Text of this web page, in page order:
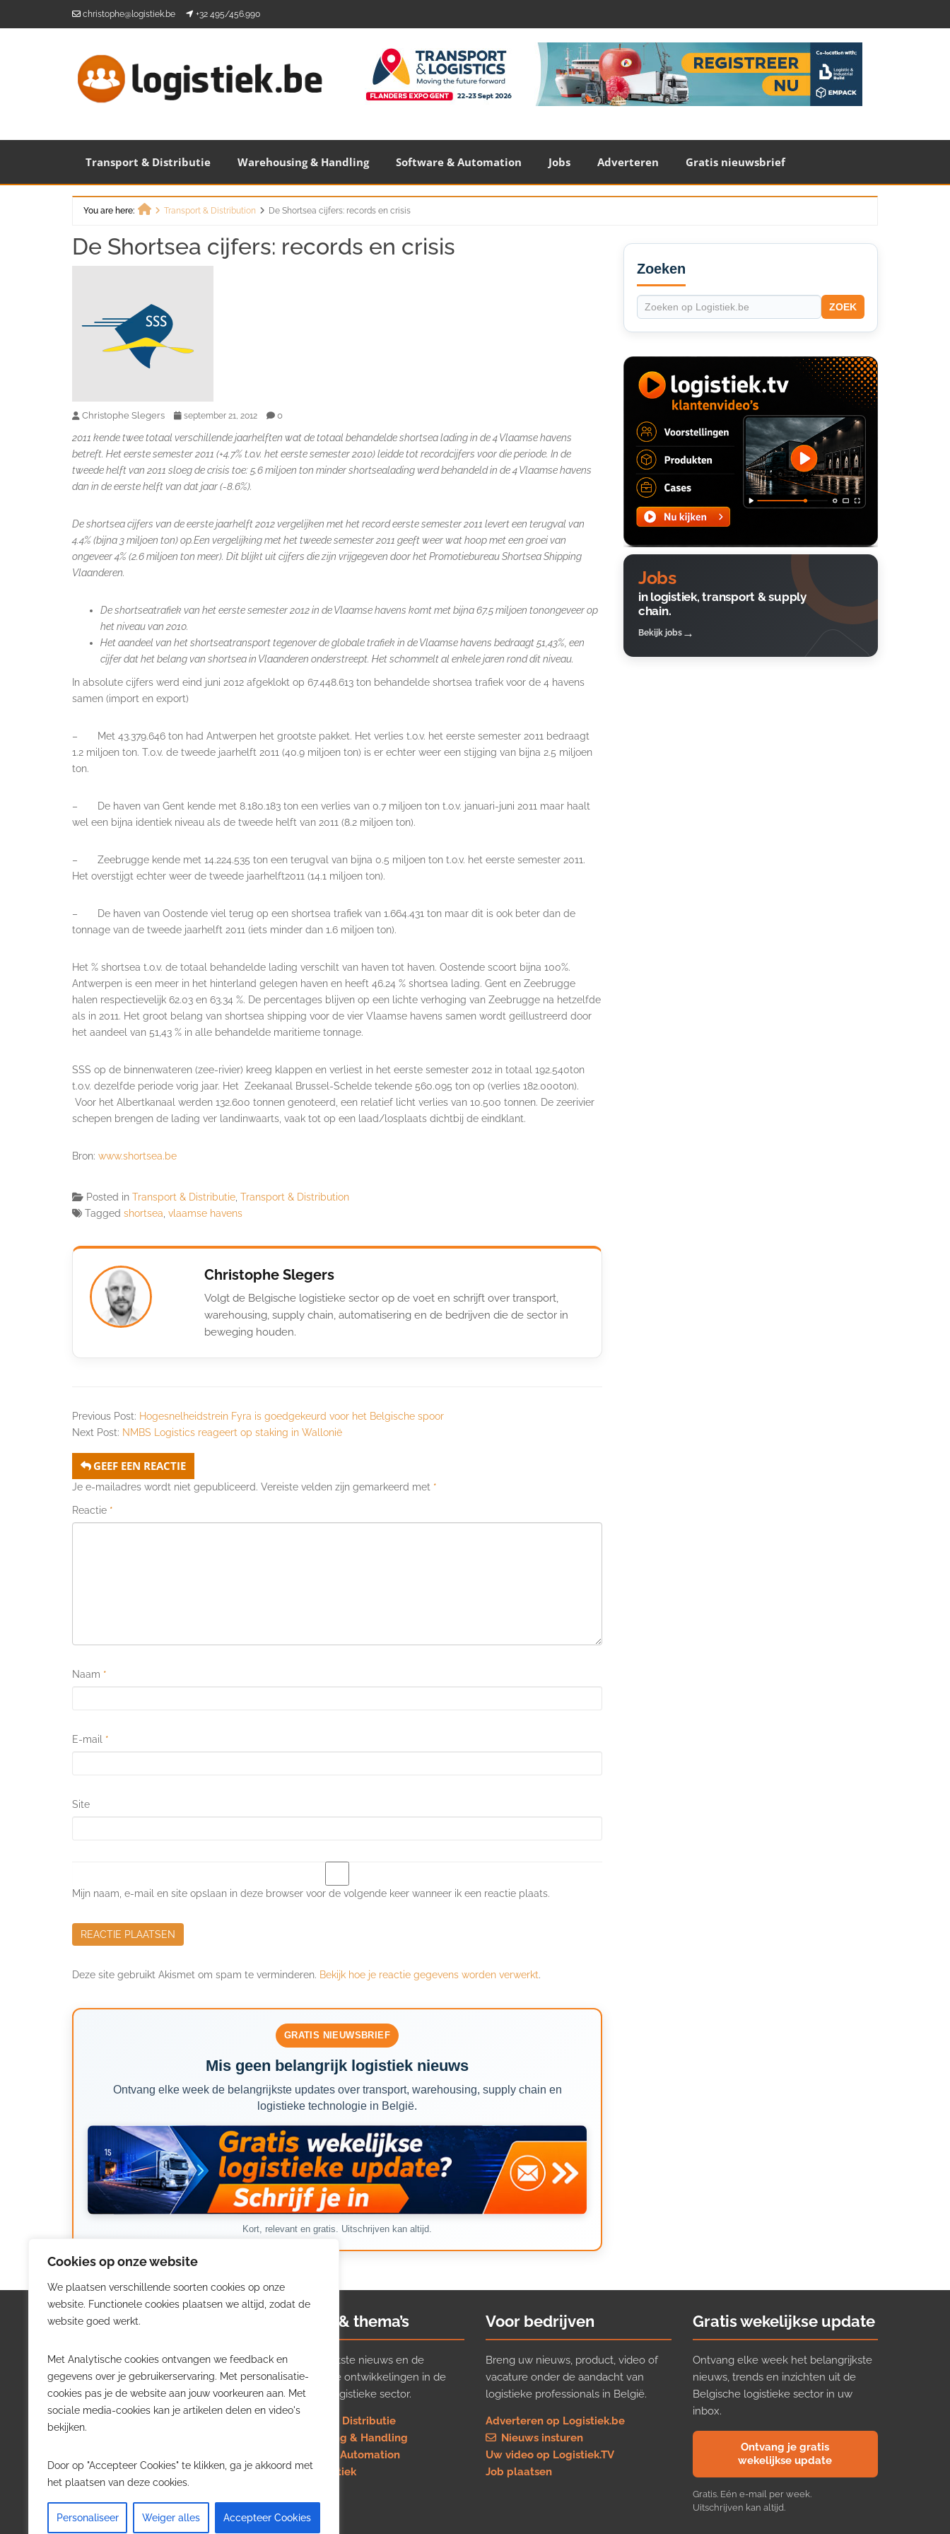
Cookies op onze website
We plaatsen verschillende soorten cookies op onze
website. Functionele cookies plaatsen we altijd, zodat de
website goed werkt.
Met Analytische cookies ontvangen we feedback en
gegevens over je gebruikerservaring. Met personalisatie-
cookies pas je de website aan jouw voorkeuren aan. Met
sociale media-cookies kan je artikelen delen en video's
bekijken.
Door op "Accepteer Cookies" te klikken, ga je akkoord met
het plaatsen van deze cookies.
Personaliseer Weiger alles Accepteer Cookies
christophe@logistiek.be +32 495/456.990
Transport & Distributie Warehousing & Handling Software & Automation Jobs Adverteren Gratis nieuwsbrief
You are here:
Transport & Distribution De Shortsea cijfers: records en crisis
De Shortsea cijfers: records en crisis
Christophe Slegers september 21, 2012 0
2011 kende twee totaal verschillende jaarhelften wat de totaal behandelde shortsea lading in de 4 Vlaamse havens
betreft. Het eerste semester 2011 (+4.7% t.o.v. het eerste semester 2010) leidde tot recordcijfers voor die periode. In de
tweede helft van 2011 sloeg de crisis toe: 5.6 miljoen ton minder shortsealading werd behandeld in de 4 Vlaamse havens
dan in de eerste helft van dat jaar (-8.6%).
De shortsea cijfers van de eerste jaarhelft 2012 vergelijken met het record eerste semester 2011 levert een terugval van
4.4% (bijna 3 miljoen ton) op.Een vergelijking met het tweede semester 2011 geeft weer wat hoop met een groei van
ongeveer 4% (2.6 miljoen ton meer). Dit blijkt uitcijfers die zijn vrijgegeven door het Promotiebureau Shortsea Shipping
Vlaanderen.
De shortseatrafiek van het eerste semester 2012 in de Vlaamse havens komt met bijna 67.5 miljoen tonongeveer op
het niveau van 2010.
Het aandeel van het shortseatransport tegenover de globale trafiek in de Vlaamse havens bedraagt 51,43%, een
cijfer dat het belang van shortsea in Vlaanderen onderstreept. Het schommelt al enkele jaren rond dit niveau.
In absolute cijfers werd eind juni 2012 afgeklokt op 67.448.613 ton behandelde shortsea trafiek voor de 4 havens
samen (import en export)
– Met 43.379.646 ton had Antwerpen het grootste pakket. Het verlies t.o.v. het eerste semester 2011 bedraagt
1.2 miljoen ton. T.o.v. de tweede jaarhelft 2011 (40.9 miljoen ton) is er echter weer een stijging van bijna 2.5 miljoen
ton.
– De haven van Gent kende met 8.180.183 ton een verlies van 0.7 miljoen ton t.o.v. januari-juni 2011 maar haalt
wel een bijna identiek niveau als de tweede helft van 2011 (8.2 miljoen ton).
– Zeebrugge kende met 14.224.535 ton een terugval van bijna 0.5 miljoen ton t.o.v. het eerste semester 2011.
Het overstijgt echter weer de tweede jaarhelft2011 (14.1 miljoen ton).
– De haven van Oostende viel terug op een shortsea trafiek van 1.664.431 ton maar dit is ook beter dan de
tonnage van de tweede jaarhelft 2011 (iets minder dan 1.6 miljoen ton).
Het % shortsea t.o.v. de totaal behandelde lading verschilt van haven tot haven. Oostende scoort bijna 100%.
Antwerpen is een meer in het hinterland gelegen haven en heeft 46.24 % shortsea lading. Gent en Zeebrugge
halen respectievelijk 62.03 en 63.34 %. De percentages blijven op een lichte verhoging van Zeebrugge na hetzelfde
als in 2011. Het groot belang van shortsea shipping voor de vier Vlaamse havens samen wordt geïllustreerd door
het aandeel van 51,43 % in alle behandelde maritieme tonnage.
SSS op de binnenwateren (zee-rivier) kreeg klappen en verliest in het eerste semester 2012 in totaal 192.540ton
t.o.v. dezelfde periode vorig jaar. Het Zeekanaal Brussel-Schelde tekende 560.095 ton op (verlies 182.000ton).
Voor het Albertkanaal werden 132.600 tonnen genoteerd, een relatief licht verlies van 10.500 tonnen. De zeerivier
schepen brengen de lading ver landinwaarts, vaak tot op een laad/losplaats dichtbij de eindklant.
Bron: www.shortsea.be
Posted in Transport & Distributie Transport & Distribution
Tagged shortsea vlaamse havens
Christophe Slegers
Volgt de Belgische logistieke sector op de voet en schrijft over transport,
warehousing, supply chain, automatisering en de bedrijven die de sector in
beweging houden.
Previous Post: Hogesnelheidstrein Fyra is goedgekeurd voor het Belgische spoor
Next Post: NMBS Logistics reageert op staking in Wallonië
GEEF EEN REACTIE
Je e-mailadres wordt niet gepubliceerd. Vereiste velden zijn gemarkeerd met *
Reactie *
Naam *
E-mail *
Site
Mijn naam, e-mail en site opslaan in deze browser voor de volgende keer wanneer ik een reactie plaats.
Deze site gebruikt Akismet om spam te verminderen. Bekijk hoe je reactie gegevens worden verwerkt.
GRATIS NIEUWSBRIEF
Mis geen belangrijk logistiek nieuws
Ontvang elke week de belangrijkste updates over transport, warehousing, supply chain en
logistieke technologie in België.
Kort, relevant en gratis. Uitschrijven kan altijd.
Secondary
Sidebar
Zoeken
ZOEK
Jobs
in logistiek, transport & supply
chain.
Bekijk jobs
Logistiek.be
Logistiek.be brengt dagelijks nieuws,
trends en praktijkverhalen over
transport, warehousing, supply chain
en automatisering in België.
willen volgen.
Nieuws & thema’s
Volg het laatste nieuws en de
belangrijkste ontwikkelingen in de
Belgische logistieke sector.
Transport & Distributie
Warehousing & Handling
Software & Automation
Job in logistiek
Voor bedrijven
Breng uw nieuws, product, video of
vacature onder de aandacht van
logistieke professionals in België.
Adverteren op Logistiek.be
Nieuws insturen
Uw video op Logistiek.TV
Job plaatsen
Gratis wekelijkse update
Ontvang elke week het belangrijkste
nieuws, trends en inzichten uit de
Belgische logistieke sector in uw
inbox.
Ontvang je gratis
wekelijkse update
Gratis. Eén e-mail per week.
Uitschrijven kan altijd.